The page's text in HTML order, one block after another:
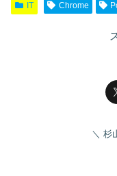
IT Chrome
杉